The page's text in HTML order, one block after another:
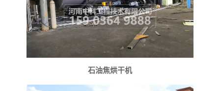
石油焦烘干机